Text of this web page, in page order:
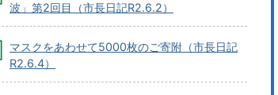
波」第2回目（市長日記R2.6.2）
マスクをあわせて5000枚のご寄附（市長日記
R2.6.4）